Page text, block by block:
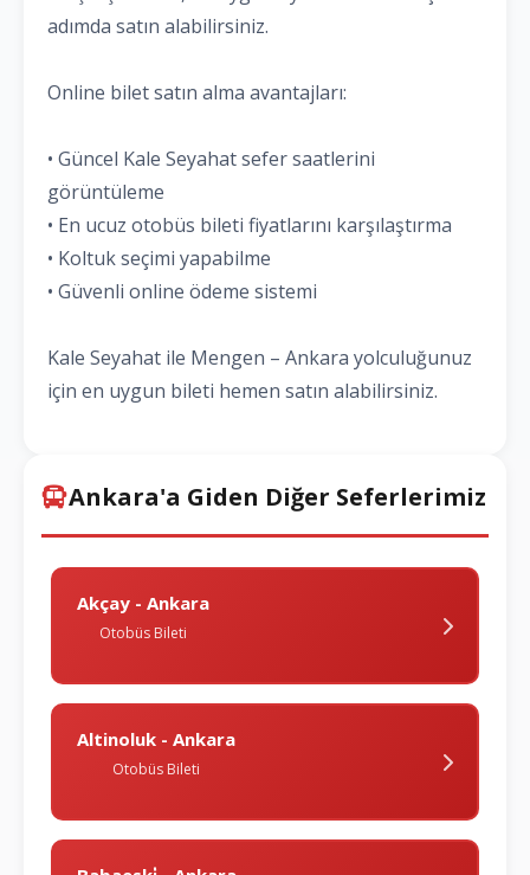
adımda satın alabilirsiniz.
Online bilet satın alma avantajları:
• Güncel Kale Seyahat sefer saatlerini
görüntüleme
• En ucuz otobüs bileti fiyatlarını karşılaştırma
• Koltuk seçimi yapabilme
• Güvenli online ödeme sistemi
Kale Seyahat ile Mengen – Ankara yolculuğunuz
için en uygun bileti hemen satın alabilirsiniz.
Ankara'a Giden Diğer Seferlerimiz
Akçay - Ankara
Otobüs Bileti
Altinoluk - Ankara
Otobüs Bileti